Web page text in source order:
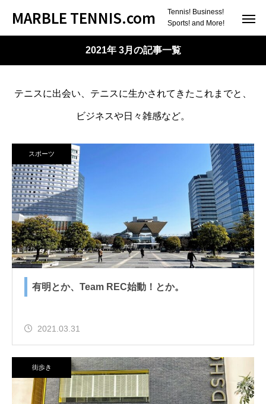
MARBLE TENNIS.com
Tennis! Business!
Sports! and More!
2021年 3月の記事一覧
テニスに出会い、テニスに生かされてきたこれまでと、
ビジネスや日々雑感など。
スポーツ
有明とか、Team REC始動！とか。
2021.03.31
街歩き